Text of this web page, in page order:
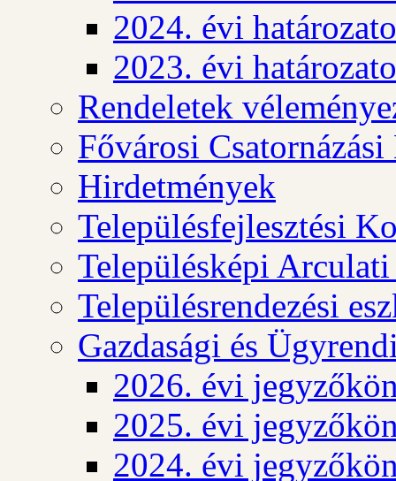
2024. évi
2023. évi
Rendeletek
Fővárosi
Hirdetmények
Településfejlesztési
Településképi
Településrendezési
Gazdasági és
2026. évi
2025. évi
2024. évi